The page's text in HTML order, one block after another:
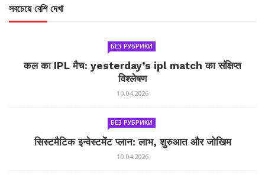
সবচেয়ে বেশি দেখা
БЕЗ РУБРИКИ
कल का IPL मैच: yesterday’s ipl match का संक्षिप्त
विश्लेषण
10.04.2026
БЕЗ РУБРИКИ
सिस्टमैटिक इन्वेस्टमेंट प्लान: लाभ, शुरुआत और जोखिम
10.04.2026